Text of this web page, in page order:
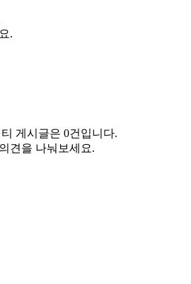
.
게시글은 0건입니다.
견을 나눠보세요.